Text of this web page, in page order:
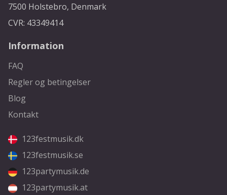
7500 Holstebro, Denmark
CVR: 43349414
Information
FAQ
Regler og betingelser
Blog
Kontakt
123festmusik.dk
123festmusik.se
123partymusik.de
123partymusik.at